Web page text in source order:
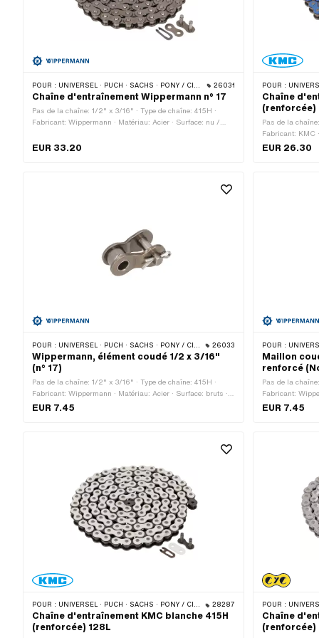
POUR : UNIVERSEL · PUCH · SACHS · PONY / CILO (BÊTA 521 & 512) · ZÜNDAPP BELMONDO · TOMOS · BYE BIKE · CILO · HERCULES 26031
Chaîne d'entraînement Wippermann n° 17
Pas de la chaîne: 1/2" x 3/16" · Type de chaîne: 415H ·
Fabricant: Wippermann · Matériau: Acier · Surface: nu /
roulement: 1448 mm · Type de cadenas à chaîne: Fermeture
EUR 33.20
POUR : UNIVERSEL · PUCH ·
Chaîne
(renforcée)
Pas de la
Fabricant: KMC
bleu · Nombre
EUR 26.30
POUR : UNIVERSEL · PUCH · SACHS · PONY / CILO (BÊTA 521 & 512) · ZÜNDAPP BELMONDO · TOMOS · BYE BIKE 26033
Wippermann, élément coudé 1/2 x 3/16"
(n° 17)
Pas de la chaîne: 1/2" x 3/16" · Type de chaîne: 415H ·
Fabricant: Wippermann · Matériau: Acier · Surface: bruts ·
Nombre de maillons: 1 pcs · Type de cadenas à chaîne:
EUR 7.45
POUR : UNIVERSEL · PUCH ·
Maillon
renforcé
Pas de la
Fabricant:
Nombre de
EUR 7.45
POUR : UNIVERSEL · PUCH · SACHS · PONY / CILO (BÊTA 521 & 512) · ZÜNDAPP BELMONDO · TOMOS · BYE BIKE 28287
Chaîne d'entraînement KMC blanche 415H
(renforcée) 128L
POUR : UNIVERSEL · PUCH ·
Chaîne
(renforcée)